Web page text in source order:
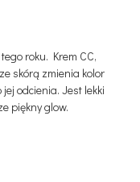
roku. Krem CC,
skórą zmienia kolor
odcienia. Jest lekki
piękny glow.